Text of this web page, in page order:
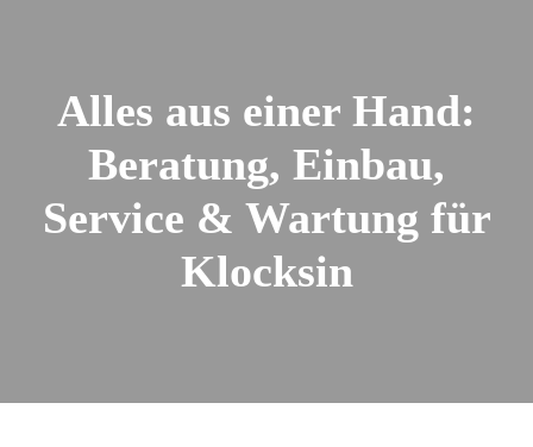
Alles aus einer Hand:
Beratung, Einbau,
Service & Wartung für
Klocksin